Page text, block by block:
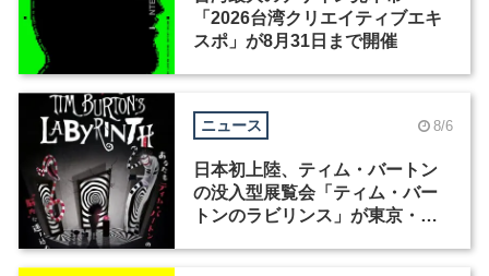
「2026台湾クリエイティブエキ
スポ」が8月31日まで開催
ニュース 8/6
日本初上陸、ティム・バートン
の没入型展覧会「ティム・バー
トンのラビリンス」が東京・豊